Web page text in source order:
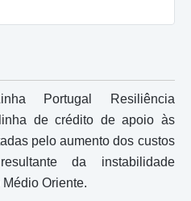
Portugal Resiliência
de crédito de apoio às
pelo aumento dos custos
da instabilidade
Oriente.